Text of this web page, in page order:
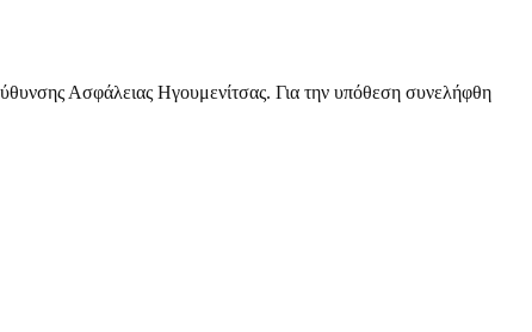
Ασφάλειας Ηγουμενίτσας. Για την υπόθεση συνελήφθη